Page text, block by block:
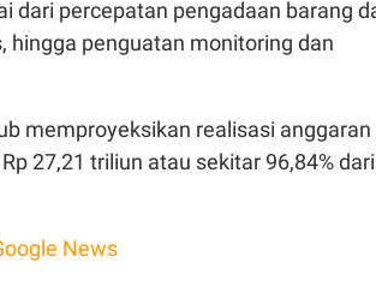
dari percepatan pengadaan barang
hingga penguatan monitoring dan
memproyeksikan realisasi anggaran
27,21 triliun atau sekitar 96,84% dari
News